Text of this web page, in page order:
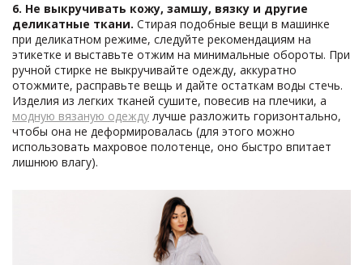
6. Не выкручивать кожу, замшу, вязку и другие
деликатные ткани. Стирая подобные вещи в машинке
при деликатном режиме, следуйте рекомендациям на
этикетке и выставьте отжим на минимальные обороты. При
ручной стирке не выкручивайте одежду, аккуратно
отожмите, расправьте вещь и дайте остаткам воды стечь.
Изделия из легких тканей сушите, повесив на плечики, а
модную вязаную одежду лучше разложить горизонтально,
чтобы она не деформировалась (для этого можно
использовать махровое полотенце, оно быстро впитает
лишнюю влагу).